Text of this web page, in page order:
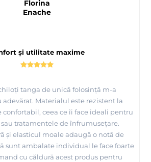
și utilitate maxime
tanga de unică folosință m-a
Materialul este rezistent la
ceea ce îi face ideali pentru
tratamentele de înfrumusețare.
și elasticul moale adaugă o notă de
sunt ambalate individual le face foarte
cu căldură acest produs pentru
Florina
Enache